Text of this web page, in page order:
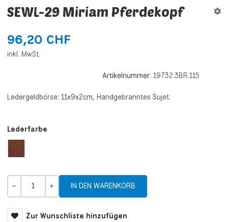
SEWL-29 Miriam Pferdekopf
96,20 CHF
inkl. MwSt.
Artikelnummer: 19732.3BR.115
Ledergeldbörse: 11x9x2cm, Handgebranntes Sujet.
Lederfarbe
Zur Wunschliste hinzufügen